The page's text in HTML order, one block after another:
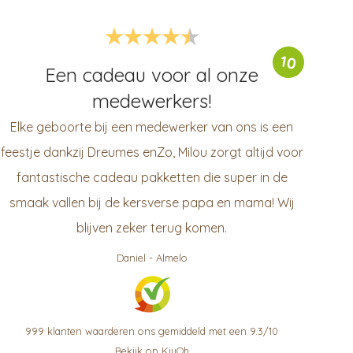
10
Een cadeau voor al onze
medewerkers!
Elke geboorte bij een medewerker van ons is een
feestje dankzij Dreumes enZo, Milou zorgt altijd voor
fantastische cadeau pakketten die super in de
smaak vallen bij de kersverse papa en mama! Wij
blijven zeker terug komen.
Daniel - Almelo
999 klanten waarderen ons gemiddeld met een 9.3/10